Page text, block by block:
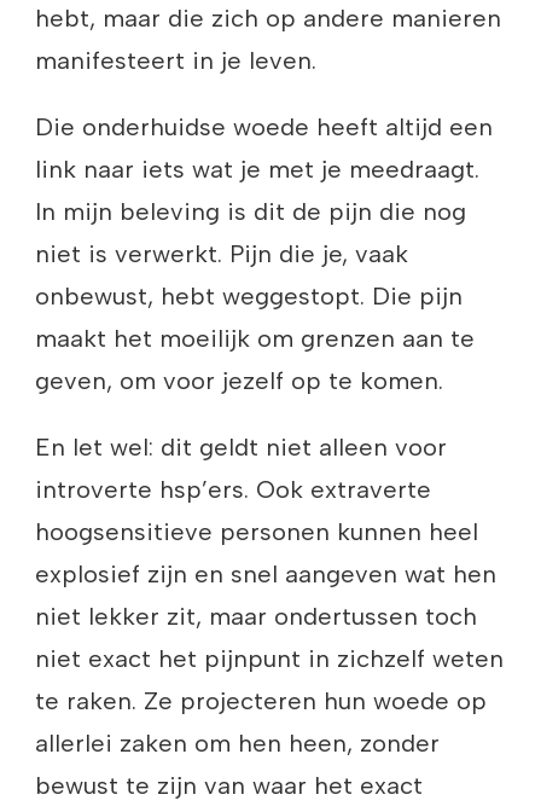
hebt, maar die zich op andere manieren
manifesteert in je leven.
Die onderhuidse woede heeft altijd een
link naar iets wat je met je meedraagt.
In mijn beleving is dit de pijn die nog
niet is verwerkt. Pijn die je, vaak
onbewust, hebt weggestopt. Die pijn
maakt het moeilijk om grenzen aan te
geven, om voor jezelf op te komen.
En let wel: dit geldt niet alleen voor
introverte hsp’ers. Ook extraverte
hoogsensitieve personen kunnen heel
explosief zijn en snel aangeven wat hen
niet lekker zit, maar ondertussen toch
niet exact het pijnpunt in zichzelf weten
te raken. Ze projecteren hun woede op
allerlei zaken om hen heen, zonder
bewust te zijn van waar het exact